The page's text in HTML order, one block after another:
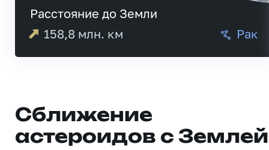
Расстояние до Земли
158,8 млн. км Рак
Сближение
астероидов с Землей